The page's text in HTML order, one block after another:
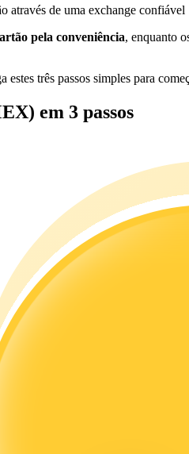
trading
através de uma exchange confiável
pela conveniência, enquanto
três passos simples para
em 3 passos